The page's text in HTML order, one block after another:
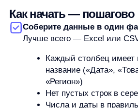
Это не замена аналитика,
а расширение интуиции
Главное, что даёт ИИ обычным
не замена аналитика, а
усиление
. Раньше вы принимали
«по ощущению» или на основе одного-
показателей. Теперь вы можете за пару
увидеть больше: тренды, исключения,
проблемы.